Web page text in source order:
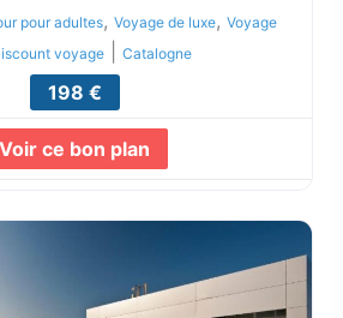
pour adultes, Voyage de luxe, Voyage
voyage| Catalogne
198 €
Voir ce bon plan
Lire la suite...